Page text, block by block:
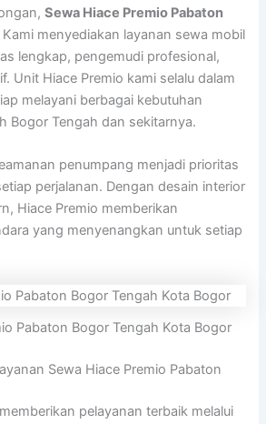
Sewa Hiace Premio Pabaton
menyediakan layanan sewa mobil
lengkap, pengemudi profesional,
Unit Hiace Premio kami selalu dalam
melayani berbagai kebutuhan
Bogor Tengah dan sekitarnya.
penumpang menjadi prioritas
perjalanan. Dengan desain interior
Hiace Premio memberikan
yang menyenangkan untuk setiap
Pabaton Bogor Tengah Kota Bogor
Sewa Hiace Premio Pabaton
pelayanan terbaik melalui